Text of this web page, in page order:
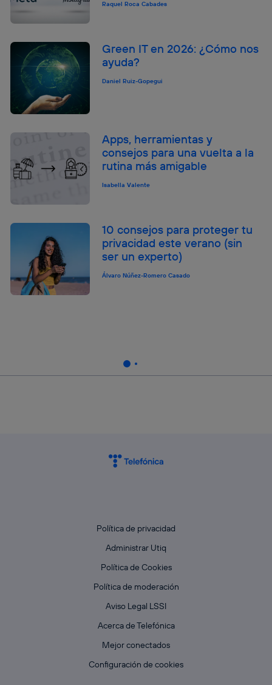
Raquel Roca Cabades
Green IT en 2026: ¿Cómo nos
ayuda?
Daniel Ruiz-Gopegui
Apps, herramientas y
consejos para una vuelta a la
rutina más amigable
Isabella Valente
10 consejos para proteger tu
privacidad este verano (sin
ser un experto)
Álvaro Núñez-Romero Casado
Política de privacidad
Administrar Utiq
Política de Cookies
Política de moderación
Aviso Legal LSSI
Acerca de Telefónica
Mejor conectados
Configuración de cookies